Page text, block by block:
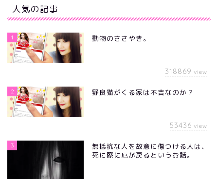
人気の記事
1 動物のささやき。
318869 view
2 野良猫がくる家は不吉なのか？
53436 view
3
無抵抗な人を故意に傷つける人は、
死に際に厄が戻るというお話。